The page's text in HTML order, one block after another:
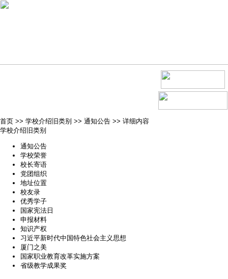
首页 >> 学校介绍旧类别 >> 通知公告 >> 详细内容
学校介绍旧类别
通知公告
学校荣誉
校长寄语
党团组织
地址位置
校友录
优秀学子
国家宪法日
申报材料
知识产权
习近平新时代中国特色社会主义思想
厦门之美
国家职业教育改革实施方案
省级教学成果奖